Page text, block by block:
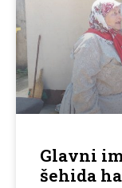
Glavni
šehida